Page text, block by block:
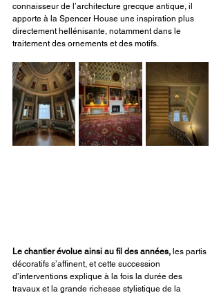
connaisseur de l’architecture grecque antique, il
apporte à la Spencer House une inspiration plus
directement hellénisante, notamment dans le
traitement des ornements et des motifs.
Le chantier évolue ainsi au fil des années, les partis
décoratifs s’affinent, et cette succession
d’interventions explique à la fois la durée des
travaux et la grande richesse stylistique de la